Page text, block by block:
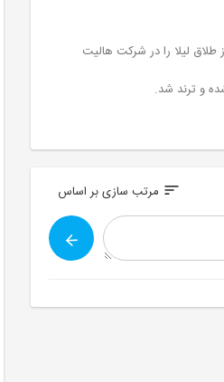
طلاق لیلا را در شرکت هالیت
sort مرتب سازی بر اساس